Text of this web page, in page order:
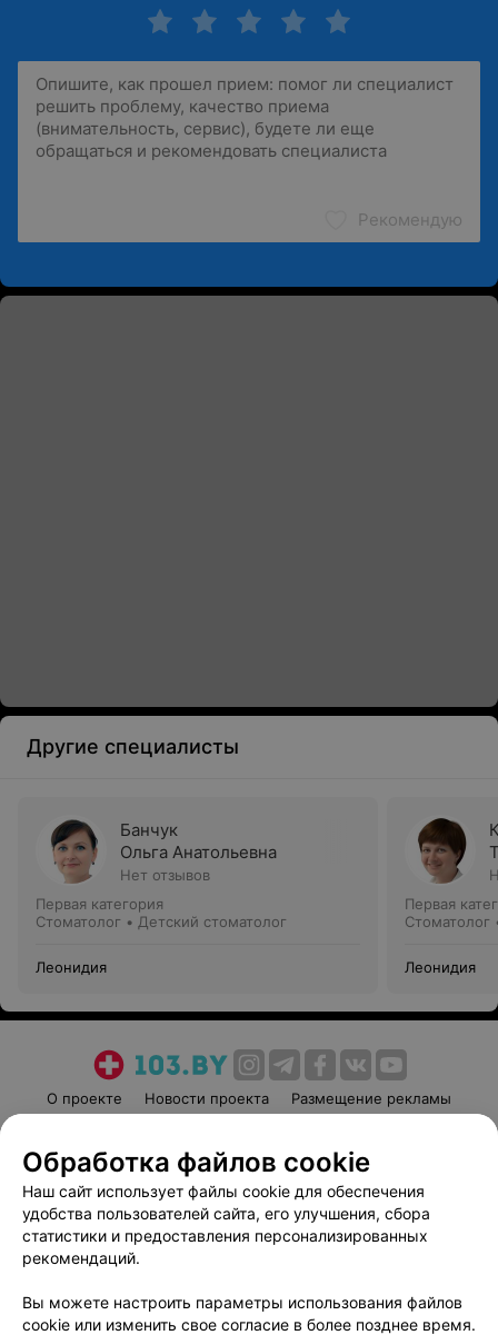
Рекомендую
Другие специалисты
Банчук
Ольга Анатольевна
Нет отзывов
Первая категория
Стоматолог • Детский стоматолог
Леонидия
Первая
Стоматолог
Леонидия
О проекте Новости проекта
Размещение рекламы
Пользовательское соглашение
Способы оплаты
Вакансии
Партнеры
Написать руководителю 103.by
Обработка персональных данных
Обработка файлов cookie
Наш сайт использует файлы cookie для обеспечения
удобства пользователей сайта, его улучшения, сбора
статистики и предоставления персонализированных
рекомендаций.
Вы можете настроить параметры использования файлов
cookie или изменить свое согласие в более позднее время.